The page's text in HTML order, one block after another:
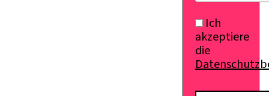
Ich
akzeptiere
die